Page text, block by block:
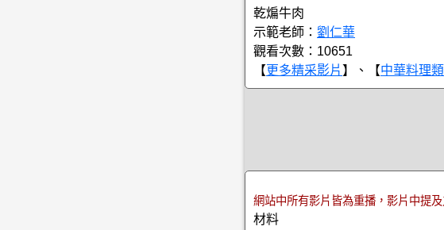
乾煸牛肉
示範老師： 劉仁華
觀看次數：10651
【更多精采影片 】、【中華料理
網站中所有影片皆為重播，影片中提
材料